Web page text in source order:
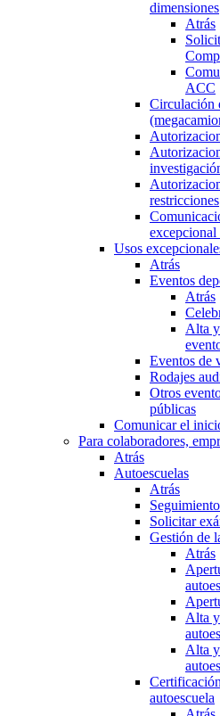
dimensiones
Atrás
ACC
Circulación
restricciones
Usos
Atrás
Eventos
Atrás
Alta
Eventos de
Rodajes
Otros
públicas
Comunicar el
Para colaboradores,
Atrás
Autoescuelas
Atrás
Solicitar
Gestión de
Atrás
Alta
Alta
autoescuela